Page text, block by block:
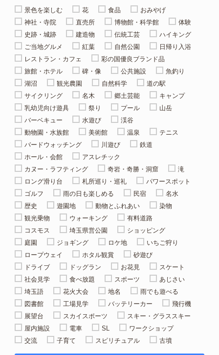
景色を楽しむ 花 食品
おみやげ
神社・寺院
直売所 博物館・科学館
体験
史跡・城跡
建造物 伝統工芸
ハイキング
ご当地グルメ
紅葉 自然公園
日帰り入浴
レストラン・カフェ
彩の国優良ブランド品
旅館・ホテル
碑・像 公共施設
魚釣り
湖沼
観光農園 自然科学
道の駅
サイクリング
名木 郷土芸能
キャンプ
乳幼児向け遊具
祭り プール
山岳
バーベキュー
水遊び
渓谷
動物園・水族館
美術館 温泉
テニス
バードウォッチング
川遊び
鉄道
ホール・会館
アスレチック
カヌー・ラフティング
奇岩・奇勝・洞窟
滝
ロング滑り台
札所巡り・巡礼
パワースポット
ゴルフ
雨の日も楽しめる 民宿
名水
歴史
遊園地 動物とふれあい
染物
観光乗物
ウォーキング
有料道路
コスモス
埼玉県営公園
ショッピング
庭園
ジョギング ロケ地
いちご狩り
ロープウェイ
ホタル観賞
砂遊び
ドライブ
ドッグラン お花見
スケート
社会見学
食べ放題 スポーツ
あじさい
埼玉語
花火大会 地名
雨でも遊べる
図書館
工場見学 バッテリーカー
飛行機
展望台
スカイスポーツ
スキー・グラススキー
屋内施設
電車 SL
ワークショップ
交流
子育て スピリチュアル 古墳